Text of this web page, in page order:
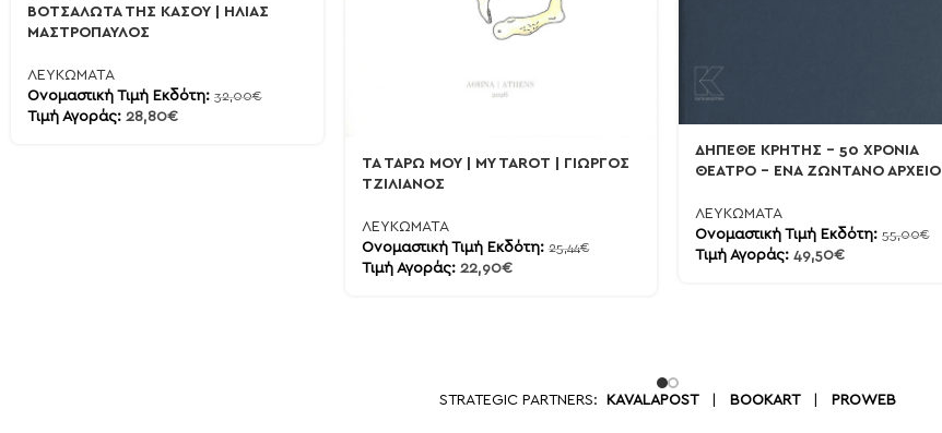
ΒΟΤΣΑΛΩΤΑ ΤΗΣ ΚΑΣΟΥ | ΗΛΙΑΣ
ΜΑΣΤΡΟΠΑΥΛΟΣ
ΛΕΥΚΩΜΑΤΑ
Ονομαστική Τιμή Εκδότη: 32,00€
Τιμή Αγοράς: 28,80€
ΤΑ ΤΑΡΩ ΜΟΥ | MY TAROT | ΓΙΩΡΓΟΣ
ΤΖΙΛΙΑΝΟΣ
ΛΕΥΚΩΜΑΤΑ
Ονομαστική Τιμή Εκδότη:25,44€
Τιμή Αγοράς: 22,90€
ΔΗΠΕΘΕ ΚΡΗΤΗΣ – 50 ΧΡΟΝΙΑ
ΘΕΑΤΡΟ – ΕΝΑ ΖΩΝΤΑΝΟ ΑΡΧΕΙΟ
ΛΕΥΚΩΜΑΤΑ
Ονομαστική Τιμή Εκδότη: 55,00€
Τιμή Αγοράς: 49,50€
STRATEGIC PARTNERS: KAVALAPOST| BOOKART| PROWEB